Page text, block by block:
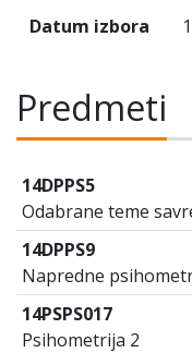
Datum izbora
Predmeti
14DPPS5
Odabrane teme
14DPPS9
Napredne
14PSPS017
Psihometrija 2